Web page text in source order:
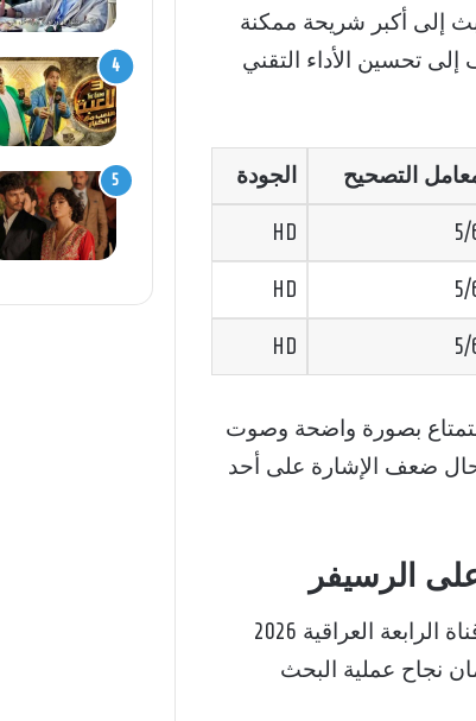
إلى أكبر شريحة ممكنة
تحسين الأداء التقني
التصحيح الجودة
5/
HD
5/
HD
5/
HD
بشكل دقيق على الاستمتاع بصورة واضحة وصوت
حال ضعف الإشارة على أحد
للاستفادة من البث الجديد يجب اتباع خطوات بسيطة لضبط تردد قناة الرابعة العراقية 2026
نجاح عملية البحث